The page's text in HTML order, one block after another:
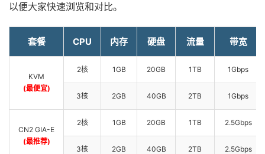
以便大家快速浏览和对比。
套餐 CPU 内存 硬盘 流量 带宽
KVM
(最便宜)
2核 1GB 20GB 1TB 1Gbps
3核 2GB 40GB 2TB 1Gbps
CN2 GIA-E
(最推荐)
2核 1GB 20GB 1TB 2.5Gbps
3核 2GB 40GB 2TB 2.5Gbps